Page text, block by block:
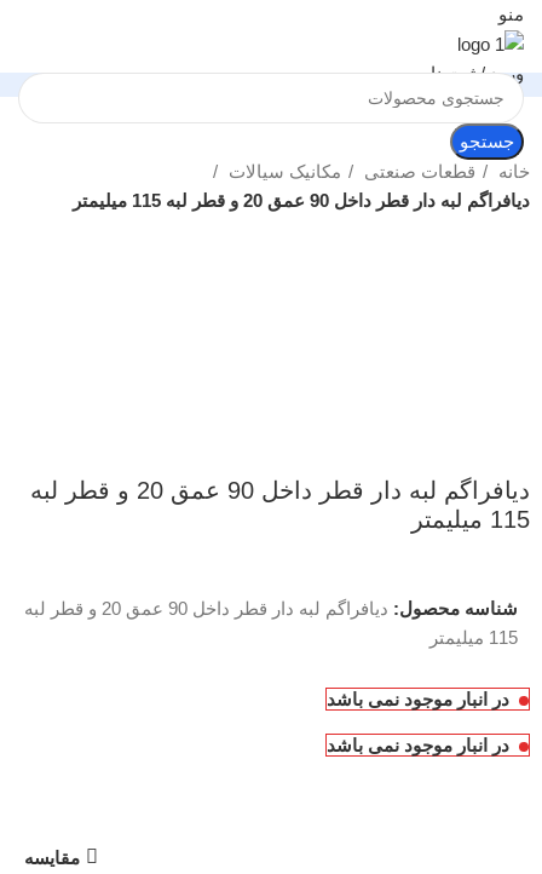
منو
ورود / ثبت نام
جستجو
خانه
قطعات صنعتی
مکانیک سیالات
دیافراگم لبه دار قطر داخل 90 عمق 20 و قطر لبه 115 میلیمتر
دیافراگم لبه دار قطر داخل 90 عمق 20 و قطر لبه
115 میلیمتر
شناسه محصول:
دیافراگم لبه دار قطر داخل 90 عمق 20 و قطر لبه
115 میلیمتر
در انبار موجود نمی باشد
در انبار موجود نمی باشد
مقایسه